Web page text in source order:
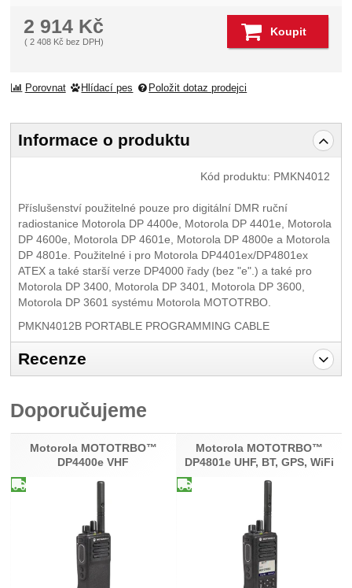
2 914 Kč
(2 408 Kč bez DPH)
Koupit
Porovnat Hlídací pes Položit dotaz prodejci
Informace o produktu
Kód produktu: PMKN4012
Příslušenství použitelné pouze pro digitální DMR ruční
radiostanice Motorola DP 4400e, Motorola DP 4401e, Motorola
DP 4600e, Motorola DP 4601e, Motorola DP 4800e a Motorola
DP 4801e. Použitelné i pro Motorola DP4401ex/DP4801ex
ATEX a také starší verze DP4000 řady (bez "e".) a také pro
Motorola DP 3400, Motorola DP 3401, Motorola DP 3600,
Motorola DP 3601 systému Motorola MOTOTRBO.
PMKN4012B PORTABLE PROGRAMMING CABLE
Recenze
Recenze
Nebyla přidána žádná recenze.
Doporučujeme
Motorola MOTOTRBO™
DP4400e VHF
Motorola MOTOTRBO™
DP4801e UHF, BT, GPS, WiFi